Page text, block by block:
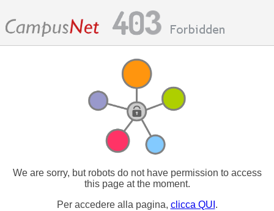
We are sorry, but robots do not have permission to access
this page at the moment.
Per accedere alla pagina, clicca QUI .